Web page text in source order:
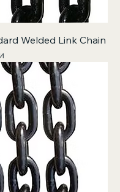
Welded Link Chain